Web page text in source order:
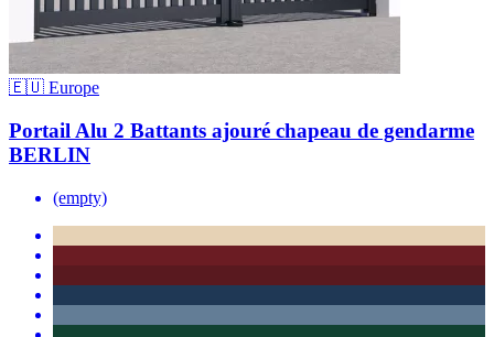
🇪🇺 Europe
Portail Alu 2 Battants ajouré chapeau de gendarme
BERLIN
(empty)